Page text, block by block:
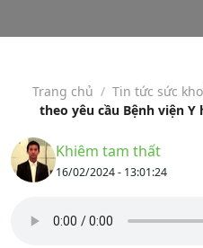
Trang chủ / Tin tức sức
theo yêu cầu Bệnh viện
Khiêm tam thất
16/02/2024 - 13:01:24